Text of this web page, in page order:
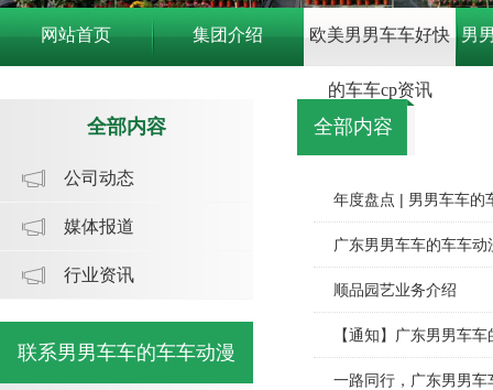
网站首页 集团介绍 欧美男男车车好快
的车车cp资讯
男
全部内容
公司动态
媒体报道
行业资讯
联系男男车车的车车动漫
全部内容
年度盘点 | 男男车车的
广东男男车车的车车
顺品园艺业务介绍
【通知】广东男男车
一路同行，广东男